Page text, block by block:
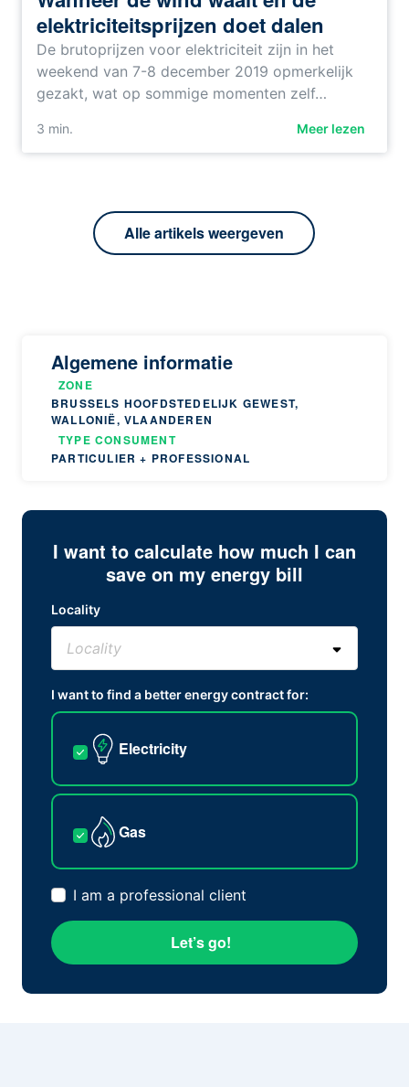
elektriciteitsprijzen doet dalen
De brutoprijzen voor elektriciteit zijn in het
weekend van 7-8 december 2019 opmerkelijk
gezakt, wat op sommige momenten zelf…
3 min. Meer lezen
Alle artikels weergeven
Algemene informatie
ZONE
BRUSSELS HOOFDSTEDELIJK GEWEST,
WALLONIË, VLAANDEREN
TYPE CONSUMENT
PARTICULIER + PROFESSIONAL
I want to calculate how much I can
save on my energy bill
Locality
I want to find a better energy contract for:
Electricity
Gas
I am a professional client
Let’s go!